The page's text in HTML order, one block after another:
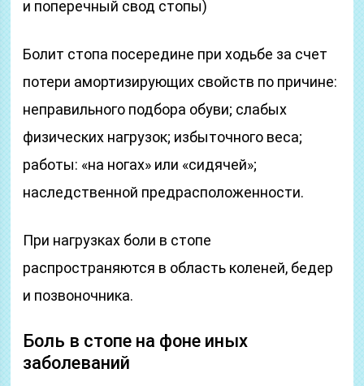
и поперечный свод стопы)
Болит стопа посередине при ходьбе за счет
потери амортизирующих свойств по причине:
неправильного подбора обуви; слабых
физических нагрузок; избыточного веса;
работы: «на ногах» или «сидячей»;
наследственной предрасположенности.
При нагрузках боли в стопе
распространяются в область коленей, бедер
и позвоночника.
Боль в стопе на фоне иных
заболеваний